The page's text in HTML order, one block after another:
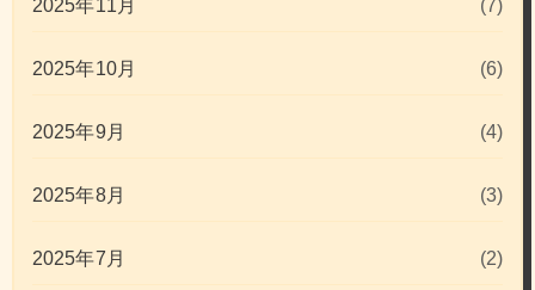
2025年11月 (7)
2025年10月 (6)
2025年9月 (4)
2025年8月 (3)
2025年7月 (2)